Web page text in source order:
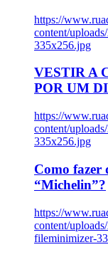
https://
content/
335x256.jpg
VESTIR A
POR UM
https://
content/
335x256.jpg
Como fazer
“Michelin”?
https://
content/
fileminimizer-